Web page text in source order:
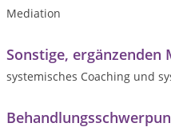
Mediation
Sonstige, ergänzenden
systemisches Coaching und